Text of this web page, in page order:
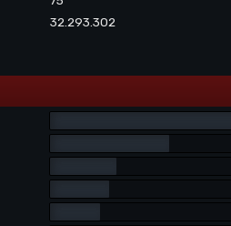
32.293.302